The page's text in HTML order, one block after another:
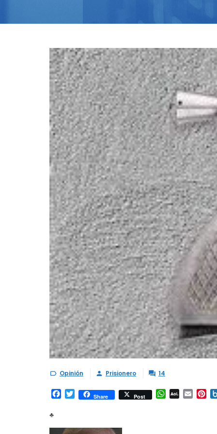
 Opinión  Prisionero  14
Facebook
TwitterShare Post WhatsApp
AOL Email
♣